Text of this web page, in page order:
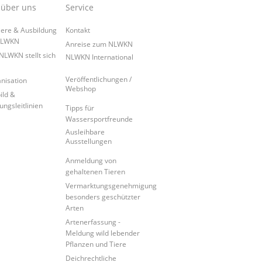
uns
& Ausbildung
stellt sich
&
Service
Kontakt
Anreise zum NLWKN
NLWKN International
Veröffentlichungen /
Webshop
Tipps für
Wassersportfreunde
Ausleihbare
Ausstellungen
Anmeldung von
gehaltenen Tieren
Vermarktungsgenehmigung
besonders geschützter
Arten
Artenerfassung -
Meldung wild lebender
Pflanzen und Tiere
Deichrechtliche